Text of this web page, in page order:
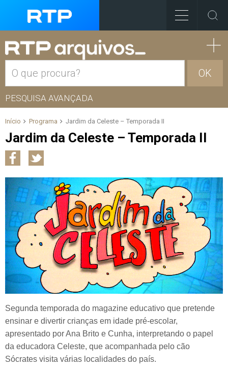
OK
PESQUISA AVANÇADA
Início Programa Jardim da Celeste – Temporada II
Jardim da Celeste – Temporada II
Segunda temporada do magazine educativo que pretende
ensinar e divertir crianças em idade pré-escolar,
apresentado por Ana Brito e Cunha, interpretando o papel
da educadora Celeste, que acompanhada pelo cão
Sócrates visita várias localidades do país.